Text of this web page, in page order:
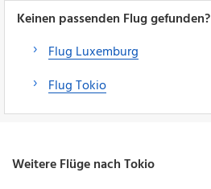
Keinen passenden Flug gefunden?
Flug Luxemburg
Flug Tokio
Weitere Flüge nach Tokio